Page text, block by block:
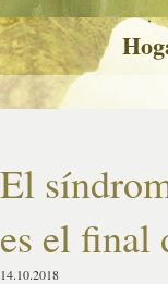
El
es el final
14.10.2018